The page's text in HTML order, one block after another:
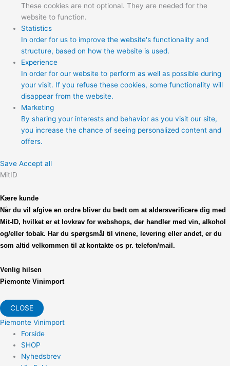
These cookies are not optional. They are needed for the
website to function.
Statistics
In order for us to improve the website's functionality and
structure, based on how the website is used.
Experience
In order for our website to perform as well as possible during
your visit. If you refuse these cookies, some functionality will
disappear from the website.
Marketing
By sharing your interests and behavior as you visit our site,
you increase the chance of seeing personalized content and
offers.
Save Accept all
MitID
Kære kunde
Når du vil afgive en ordre bliver du bedt om at aldersverificere dig med
Mit-ID, hvilket er et lovkrav for webshops, der handler med vin, alkohol
og/eller tobak. Har du spørgsmål til vinene, levering eller andet, er du
som altid velkommen til at kontakte os pr. telefon/mail.
Venlig hilsen
Piemonte Vinimport
CLOSE
Piemonte Vinimport
Forside
SHOP
Nyhedsbrev